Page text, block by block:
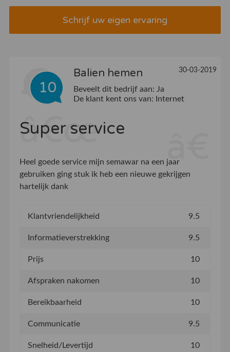
Schrijf uw eigen ervaring
10
Balien hemen 30-03-2019
Beveelt dit bedrijf aan: Ja
De klant kent ons van:
Internet
Super service
Heel goede service mijn semawar na een jaar
gebruiken ging stuk ik heb een nieuwe gekrijgen
hartelijk dank
Klantvriendelijkheid 9.5
Informatieverstrekking 9.5
Prijs 10
Afspraken nakomen 10
Bereikbaarheid 10
Communicatie 9.5
Snelheid/Levertijd 10